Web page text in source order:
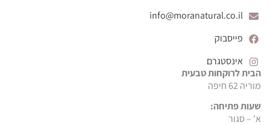
info@moranatural.co.il
פייסבוק
אינסטגרם
הבית לרוקחות טבעית
מוריה 62 חיפה
שעות פתיחה:
א' – סגור